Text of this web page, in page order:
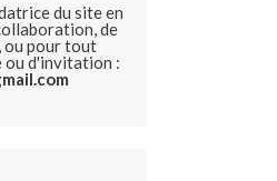
du site en
de
ou pour tout
ou d'invitation :